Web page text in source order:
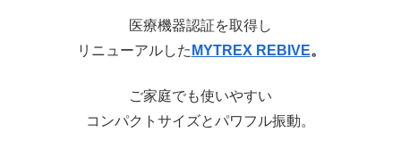
医療機器認証を取得し
リニューアルした MYTREX REBIVE。
ご家庭でも使いやすい
コンパクトサイズとパワフル振動。